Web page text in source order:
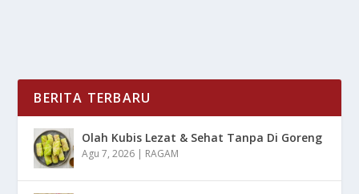
BERITA TERBARU
Olah Kubis Lezat & Sehat Tanpa Di Goreng
Agu 7, 2026 | RAGAM